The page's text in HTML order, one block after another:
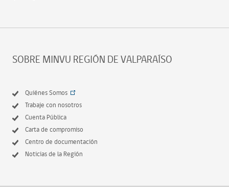
SOBRE MINVU REGIÓN DE VALPARAÍSO
Quiénes Somos
Trabaje con nosotros
Cuenta Pública
Carta de compromiso
Centro de documentación
Noticias de la Región